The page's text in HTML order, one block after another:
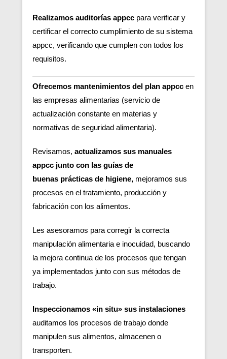
Realizamos auditorías appcc para verificar y
certificar el correcto cumplimiento de su sistema
appcc, verificando que cumplen con todos los
requisitos.
Ofrecemos mantenimientos del plan appcc en
las empresas alimentarias (servicio de
actualización constante en materias y
normativas de seguridad alimentaria).
Revisamos, actualizamos sus manuales
appcc junto con las guías de
buenas prácticas de higiene, mejoramos sus
procesos en el tratamiento, producción y
fabricación con los alimentos.
Les asesoramos para corregir la correcta
manipulación alimentaria e inocuidad, buscando
la mejora continua de los procesos que tengan
ya implementados junto con sus métodos de
trabajo.
Inspeccionamos «in situ» sus instalaciones
auditamos los procesos de trabajo donde
manipulen sus alimentos, almacenen o
transporten.